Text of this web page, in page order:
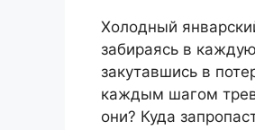
Холодный
забираясь в
закутавшись в
каждым шагом
они? Куда